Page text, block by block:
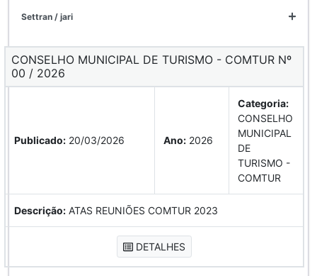
settran / jari
CONSELHO MUNICIPAL DE TURISMO - COMTUR Nº
00 / 2026
Publicado: 20/03/2026 Ano: 2026
Categoria:
CONSELHO
MUNICIPAL
DE
TURISMO -
COMTUR
Descrição: ATAS REUNIÕES COMTUR 2023
DETALHES